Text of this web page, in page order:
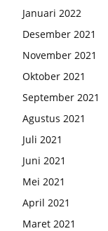
Januari 2022
Desember 2021
November 2021
Oktober 2021
September 2021
Agustus 2021
Juli 2021
Juni 2021
Mei 2021
April 2021
Maret 2021